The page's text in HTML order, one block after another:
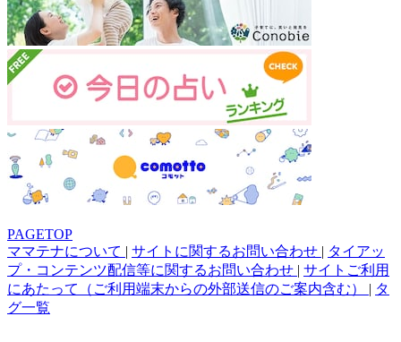
PAGETOP
ママテナについて | サイトに関するお問い合わせ | タイアッ
プ・コンテンツ配信等に関するお問い合わせ | サイトご利用
にあたって（ご利用端末からの外部送信のご案内含む） | タ
グ一覧